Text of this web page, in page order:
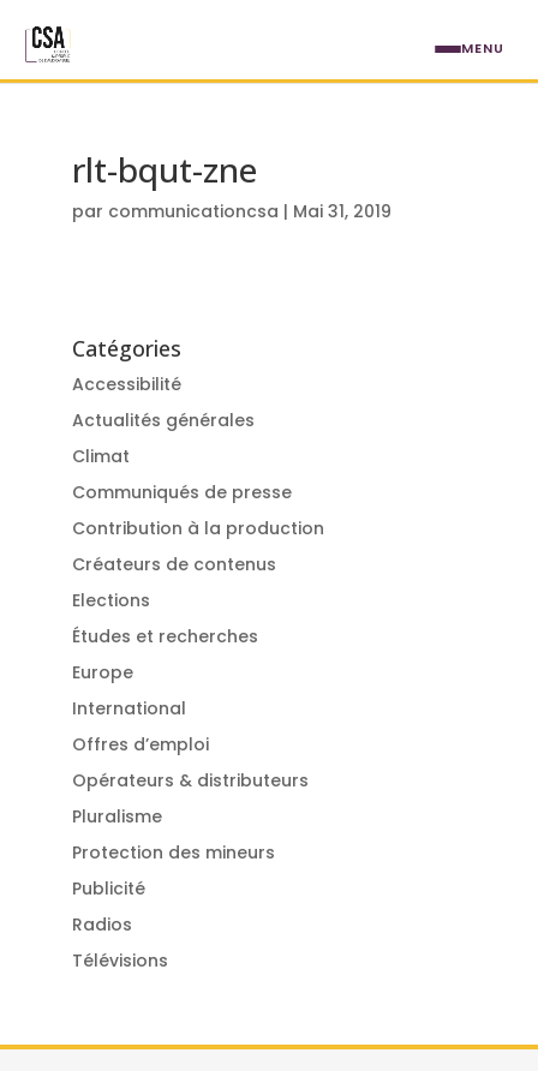
rlt-bqut-zne
par communicationcsa | Mai 31, 2019
Catégories
Accessibilité
Actualités générales
Climat
Communiqués de presse
Contribution à la production
Créateurs de contenus
Elections
Études et recherches
Europe
International
Offres d’emploi
Opérateurs & distributeurs
Pluralisme
Protection des mineurs
Publicité
Radios
Télévisions
MENU